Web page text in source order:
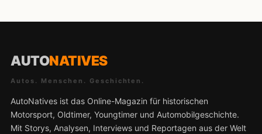
AUTONATIVES
Autos. Menschen. Geschichten.
AutoNatives ist das Online-Magazin für historischen
Motorsport, Oldtimer, Youngtimer und Automobilgeschichte.
Mit Storys, Analysen, Interviews und Reportagen aus der Welt